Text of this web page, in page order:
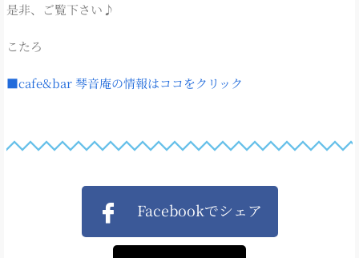
是非、ご覧下さい♪
こたろ
■cafe&bar 琴音庵の情報はココをクリック
Facebookでシェア